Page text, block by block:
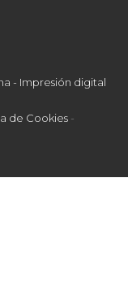
- Impresión digital
de Cookies -